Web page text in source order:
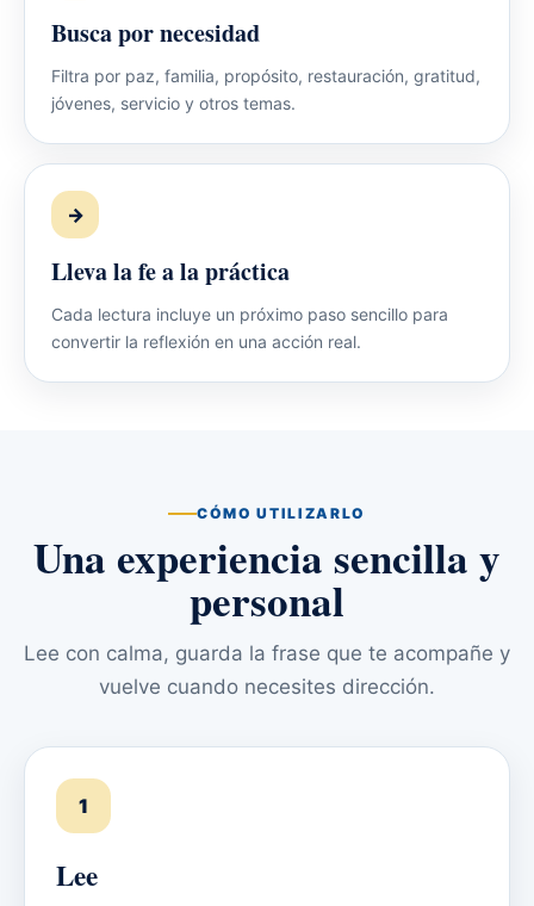
Busca por necesidad
Filtra por paz, familia, propósito, restauración, gratitud,
jóvenes, servicio y otros temas.
→
Lleva la fe a la práctica
Cada lectura incluye un próximo paso sencillo para
convertir la reflexión en una acción real.
CÓMO UTILIZARLO
Una experiencia sencilla y
personal
Lee con calma, guarda la frase que te acompañe y
vuelve cuando necesites dirección.
1
Lee